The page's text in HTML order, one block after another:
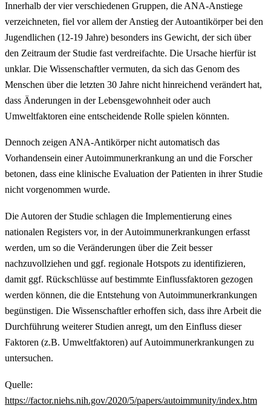
Innerhalb der vier verschiedenen Gruppen, die ANA-Anstiege
verzeichneten, fiel vor allem der Anstieg der Autoantikörper bei den
Jugendlichen (12-19 Jahre) besonders ins Gewicht, der sich über
den Zeitraum der Studie fast verdreifachte. Die Ursache hierfür ist
unklar. Die Wissenschaftler vermuten, da sich das Genom des
Menschen über die letzten 30 Jahre nicht hinreichend verändert hat,
dass Änderungen in der Lebensgewohnheit oder auch
Umweltfaktoren eine entscheidende Rolle spielen könnten.
Dennoch zeigen ANA-Antikörper nicht automatisch das
Vorhandensein einer Autoimmunerkrankung an und die Forscher
betonen, dass eine klinische Evaluation der Patienten in ihrer Studie
nicht vorgenommen wurde.
Die Autoren der Studie schlagen die Implementierung eines
nationalen Registers vor, in der Autoimmunerkrankungen erfasst
werden, um so die Veränderungen über die Zeit besser
nachzuvollziehen und ggf. regionale Hotspots zu identifizieren,
damit ggf. Rückschlüsse auf bestimmte Einflussfaktoren gezogen
werden können, die die Entstehung von Autoimmunerkrankungen
begünstigen. Die Wissenschaftler erhoffen sich, dass ihre Arbeit die
Durchführung weiterer Studien anregt, um den Einfluss dieser
Faktoren (z.B. Umweltfaktoren) auf Autoimmunerkrankungen zu
untersuchen.
Quelle:
https://factor.niehs.nih.gov/2020/5/papers/autoimmunity/index.htm